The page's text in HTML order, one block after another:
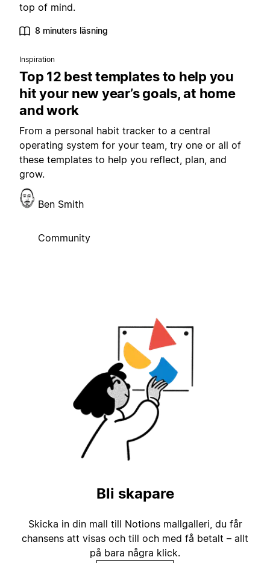
top of mind.
8 minuters läsning
Inspiration
Top 12 best templates to help you
hit your new year’s goals, at home
and work
From a personal habit tracker to a central
operating system for your team, try one or all of
these templates to help you reflect, plan, and
grow.
Ben Smith
Community
Bli skapare
Skicka in din mall till Notions mallgalleri, du får
chansens att visas och till och med få betalt – allt
på bara några klick.